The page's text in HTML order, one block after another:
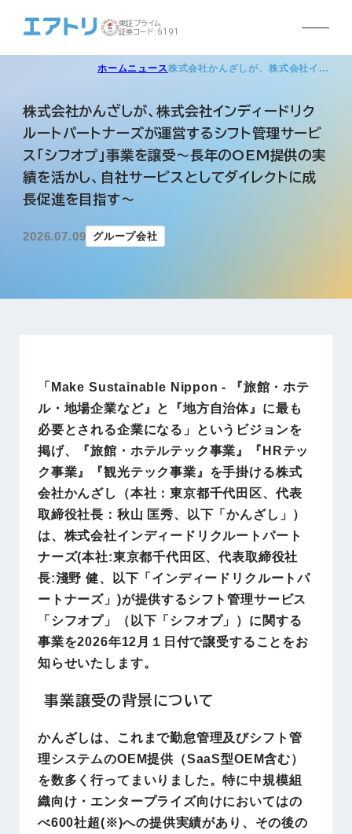
東証プライム
証券コード:6191
ホームニュース株式会社かんざしが、株式会社イ…
株式会社かんざしが、株式会社インディードリク
ルートパートナーズが運営するシフト管理サービ
ス「シフオプ」事業を譲受～長年のOEM提供の実
績を活かし、自社サービスとしてダイレクトに成
長促進を目指す～
2026.07.09 グループ会社
「Make Sustainable Nippon - 『旅館・ホテ
ル・地場企業など』と『地方自治体』に最も
必要とされる企業になる」というビジョンを
掲げ、『旅館・ホテルテック事業』『HRテッ
ク事業』『観光テック事業』を手掛ける株式
会社かんざし（本社：東京都千代田区、代表
取締役社長：秋山 匡秀、以下「かんざし」）
は、株式会社インディードリクルートパート
ナーズ(本社:東京都千代田区、代表取締役社
長:淺野 健、以下「インディードリクルートパ
ートナーズ」)が提供するシフト管理サービス
「シフオプ」（以下「シフオプ」）に関する
事業を2026年12月１日付で譲受することをお
知らせいたします。
事業譲受の背景について
かんざしは、これまで勤怠管理及びシフト管
理システムのOEM提供（SaaS型OEM含む）
を数多く行ってまいりました。特に中規模組
織向け・エンタープライズ向けにおいてはの
べ600社超(※)への提供実績があり、その後の